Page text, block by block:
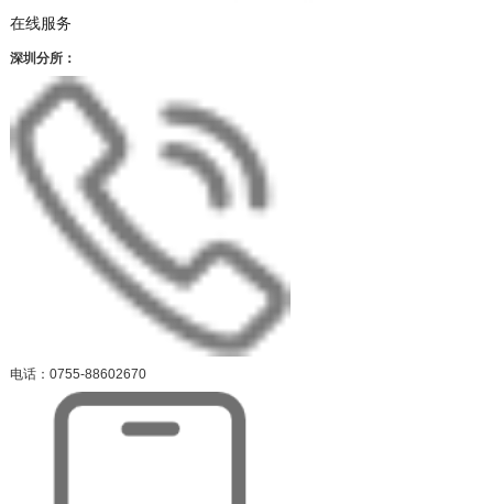
在线服务
深圳分所：
电话：0755-88602670